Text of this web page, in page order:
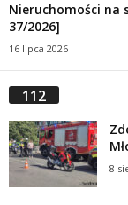
Nieruchomości na
37/2026]
16 lipca 2026
112
8